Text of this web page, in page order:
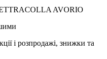
AVORIO
і розпродажі, знижки та